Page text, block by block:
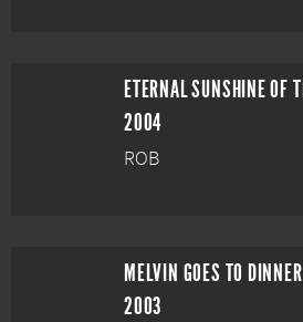
2004
ROB
MELVIN GOES TO DINNER
2003